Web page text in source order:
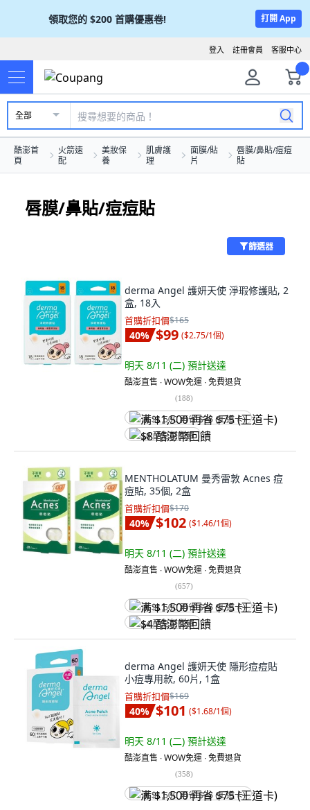
領取您的 $200 首購優惠卷! 打開 App
客服中心
註冊會員
登入
全部
酷澎首
頁
火箭速
配
美妝保
養
肌膚護
理
面膜/貼
片
唇膜/鼻貼/痘痘
貼
唇膜/鼻貼/痘痘貼
篩選器
derma Angel 護妍天使 淨瑕修護貼, 2
盒, 18入
首購折扣價$165
40% $99 ($2.75/1個)
明天 8/11 (二) 預計送達
酷澎直售 ∙ WOW免運 ∙ 免費退貨
(188)
满 $1,500 再省 $75 (王道卡)
$8 酷澎幣回饋
MENTHOLATUM 曼秀雷敦 Acnes 痘
痘貼, 35個, 2盒
首購折扣價$170
40% $102 ($1.46/1個)
明天 8/11 (二) 預計送達
酷澎直售 ∙ WOW免運 ∙ 免費退貨
(657)
满 $1,500 再省 $75 (王道卡)
$4 酷澎幣回饋
derma Angel 護妍天使 隱形痘痘貼
小痘專用款, 60片, 1盒
首購折扣價$169
40% $101 ($1.68/1個)
明天 8/11 (二) 預計送達
酷澎直售 ∙ WOW免運 ∙ 免費退貨
(358)
满 $1,500 再省 $75 (王道卡)